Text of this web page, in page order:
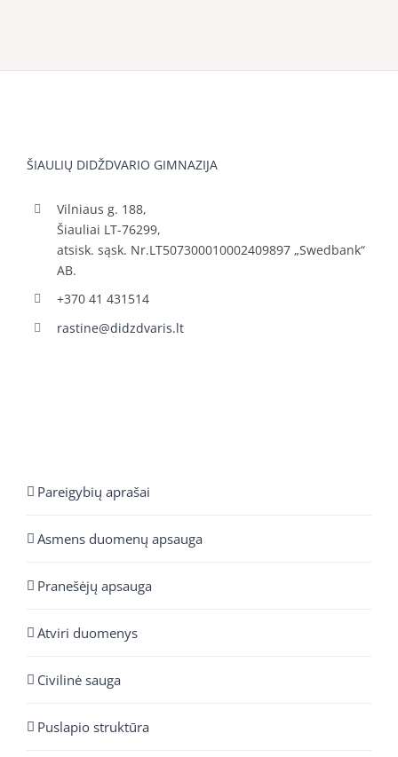
ŠIAULIŲ DIDŽDVARIO GIMNAZIJA
Vilniaus g. 188,
Šiauliai LT-76299,
atsisk. sąsk. Nr.LT507300010002409897 „Swedbank“
AB.
+370 41 431514
rastine@didzdvaris.lt
Pareigybių aprašai
Asmens duomenų apsauga
Pranešėjų apsauga
Atviri duomenys
Civilinė sauga
Puslapio struktūra